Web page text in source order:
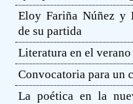
Eloy Fariña Núñez y
de su partida
Literatura en el
Convocatoria para un
La poética en la